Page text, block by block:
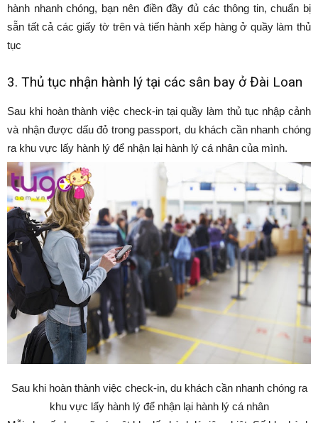
hành nhanh chóng, bạn nên điền đầy đủ các thông tin, chuẩn bị
sẵn tất cả các giấy tờ trên và tiến hành xếp hàng ở quầy làm thủ
tục
3. Thủ tục nhận hành lý tại các sân bay ở Đài Loan
Sau khi hoàn thành việc check-in tại quầy làm thủ tục nhập cảnh
và nhận được dấu đỏ trong passport, du khách cần nhanh chóng
ra khu vực lấy hành lý để nhận lại hành lý cá nhân của mình.
Sau khi hoàn thành việc check-in, du khách cần nhanh chóng ra
khu vực lấy hành lý để nhận lại hành lý cá nhân